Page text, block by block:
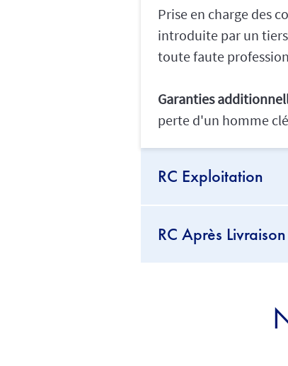
Prise en charge des
introduite par un
toute faute
Garanties
perte d'un homme
RC Exploitation
RC Après Livraison